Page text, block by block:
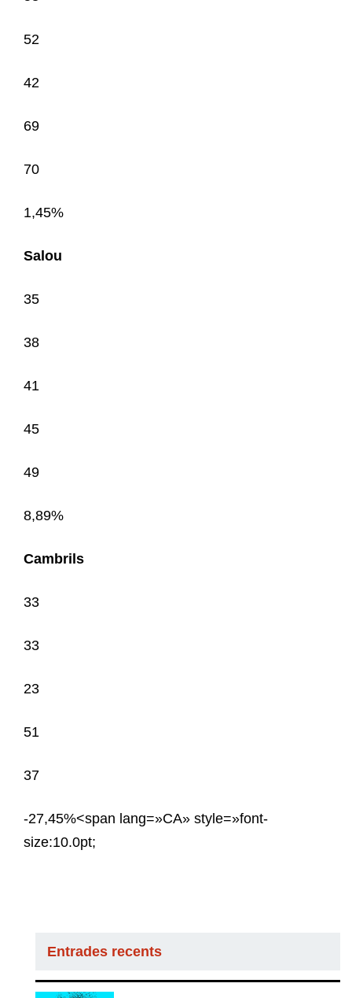
52
42
69
70
1,45%
Salou
35
38
41
45
49
8,89%
Cambrils
33
33
23
51
37
-27,45%<span lang=»CA» style=»font-
size:10.0pt;
Entrades recents